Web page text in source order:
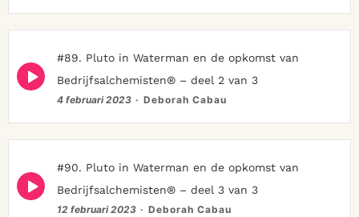
Episode
play
#89. Pluto in Waterman en de opkomst van
Bedrijfsalchemisten® – deel 2 van 3
4 februari 2023 Deborah Cabau
Episode
play
#90. Pluto in Waterman en de opkomst van
Bedrijfsalchemisten® – deel 3 van 3
12 februari 2023 Deborah Cabau